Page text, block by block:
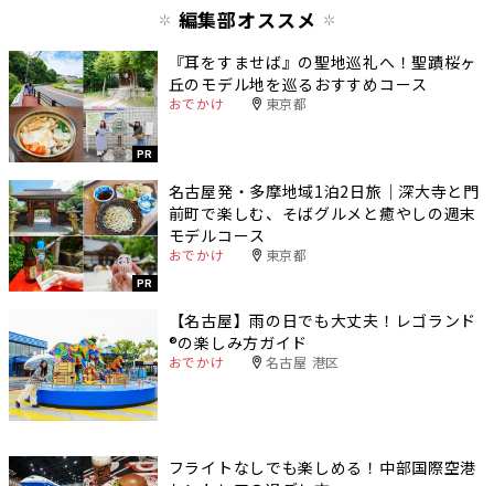
編集部オススメ
PR
『耳をすませば』の聖地巡礼へ！聖蹟桜ヶ
丘のモデル地を巡るおすすめコース
おでかけ 東京都
PR
名古屋発・多摩地域1泊2日旅｜深大寺と門
前町で楽しむ、そばグルメと癒やしの週末
モデルコース
おでかけ 東京都
【名古屋】雨の日でも大丈夫！レゴランド
®️の楽しみ方ガイド
おでかけ 名古屋 港区
フライトなしでも楽しめる！中部国際空港